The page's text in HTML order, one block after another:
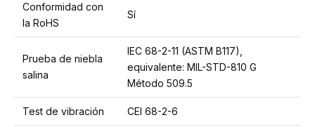
Conformidad con
la RoHS
Sí
Prueba de niebla
salina
IEC 68-2-11 (ASTM B117),
equivalente: MIL-STD-810 G
Método 509.5
Test de vibración CEI 68-2-6